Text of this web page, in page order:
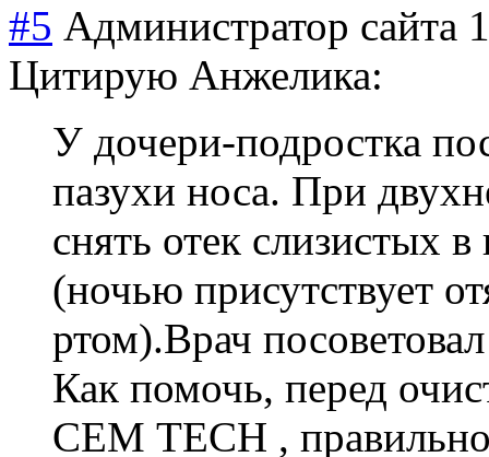
#5 Администратор сайта
Цитирую Анжелика:
У дочери-подростка
пазухи носа. При
снять отек слизистых
(ночью присутствует
ртом).Врач
Как помочь, перед
СЕМ ТЕСН , правильно